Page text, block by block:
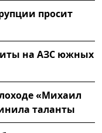
просит
на АЗС южных
«Михаил
таланты